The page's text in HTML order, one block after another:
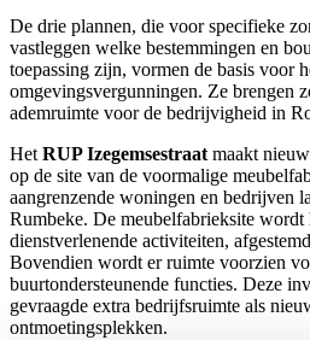
De drie plannen, die voor specifieke
vastleggen welke bestemmingen en
toepassing zijn, vormen de basis voor
omgevingsvergunningen. Ze brengen
ademruimte voor de bedrijvigheid in
Het RUP Izegemsestraat maakt
op de site van de voormalige
aangrenzende woningen en bedrijven
Rumbeke. De meubelfabrieksite
dienstverlenende activiteiten,
Bovendien wordt er ruimte voorzien
buurtondersteunende functies. Deze
gevraagde extra bedrijfsruimte als
ontmoetingsplekken.